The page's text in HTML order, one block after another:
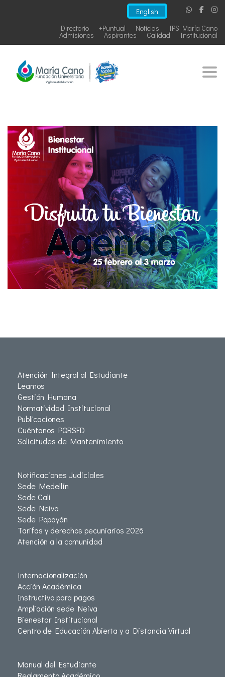
English
IPS María Cano
Noticias
+Puntual
Directorio
Institucional
Calidad
Aspirantes
Admisiones
Atención Integral al Estudiante
Leamos
Gestión Humana
Normatividad Institucional
Publicaciones
Cuéntanos PQRSFD
Solicitudes de Mantenimiento
Notificaciones Judiciales
Sede Medellín
Sede Cali
Sede Neiva
Sede Popayán
Tarifas y derechos pecuniarios 2026
Atención a la comunidad
Internacionalización
Acción Académica
Instructivo para pagos
Ampliación sede Neiva
Bienestar Institucional
Centro de Educación Abierta y a Distancia Virtual
Manual del Estudiante